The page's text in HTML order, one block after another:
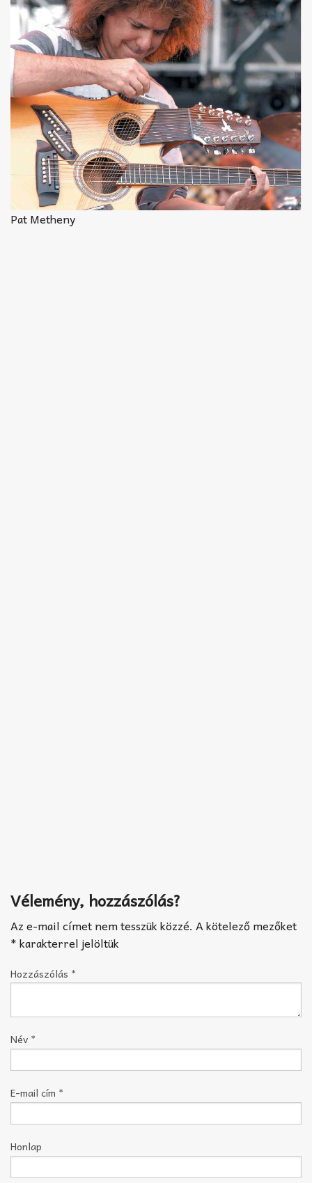
Pat Metheny
Vélemény, hozzászólás?
Az e-mail címet nem tesszük közzé. A kötelező mezőket
*karakterrel jelöltük
Hozzászólás *
Név *
E-mail cím *
Honlap